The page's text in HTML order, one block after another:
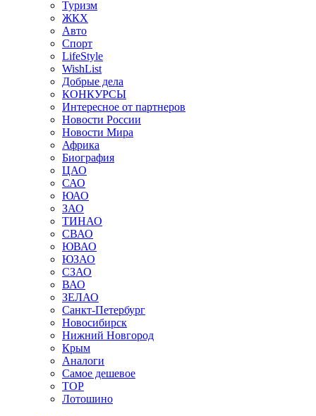
Туризм
ЖКХ
Авто
Спорт
LifeStyle
WishList
Добрые дела
КОНКУРСЫ
Интересное от партнеров
Новости России
Новости Мира
Африка
Биография
ЦАО
САО
ЮАО
ЗАО
ТИНАО
СВАО
ЮВАО
ЮЗАО
СЗАО
ВАО
ЗЕЛАО
Санкт-Петербург
Новосибирск
Нижний Новгород
Крым
Аналоги
Самое дешевое
TOP
Лотошино